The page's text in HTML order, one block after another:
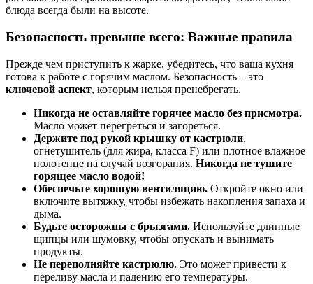
блюда всегда были на высоте.
Безопасность превыше всего: Важные правила
Прежде чем приступить к жарке, убедитесь, что ваша кухня
готова к работе с горячим маслом. Безопасность – это
ключевой аспект, которым нельзя пренебрегать.
Никогда не оставляйте горячее масло без присмотра.
Масло может перегреться и загореться.
Держите под рукой крышку от кастрюли,
огнетушитель (для жира, класса F) или плотное влажное
полотенце на случай возгорания. Никогда не тушите
горящее масло водой!
Обеспечьте хорошую вентиляцию. Откройте окно или
включите вытяжку, чтобы избежать накопления запаха и
дыма.
Будьте осторожны с брызгами. Используйте длинные
щипцы или шумовку, чтобы опускать и вынимать
продукты.
Не переполняйте кастрюлю. Это может привести к
переливу масла и падению его температуры.